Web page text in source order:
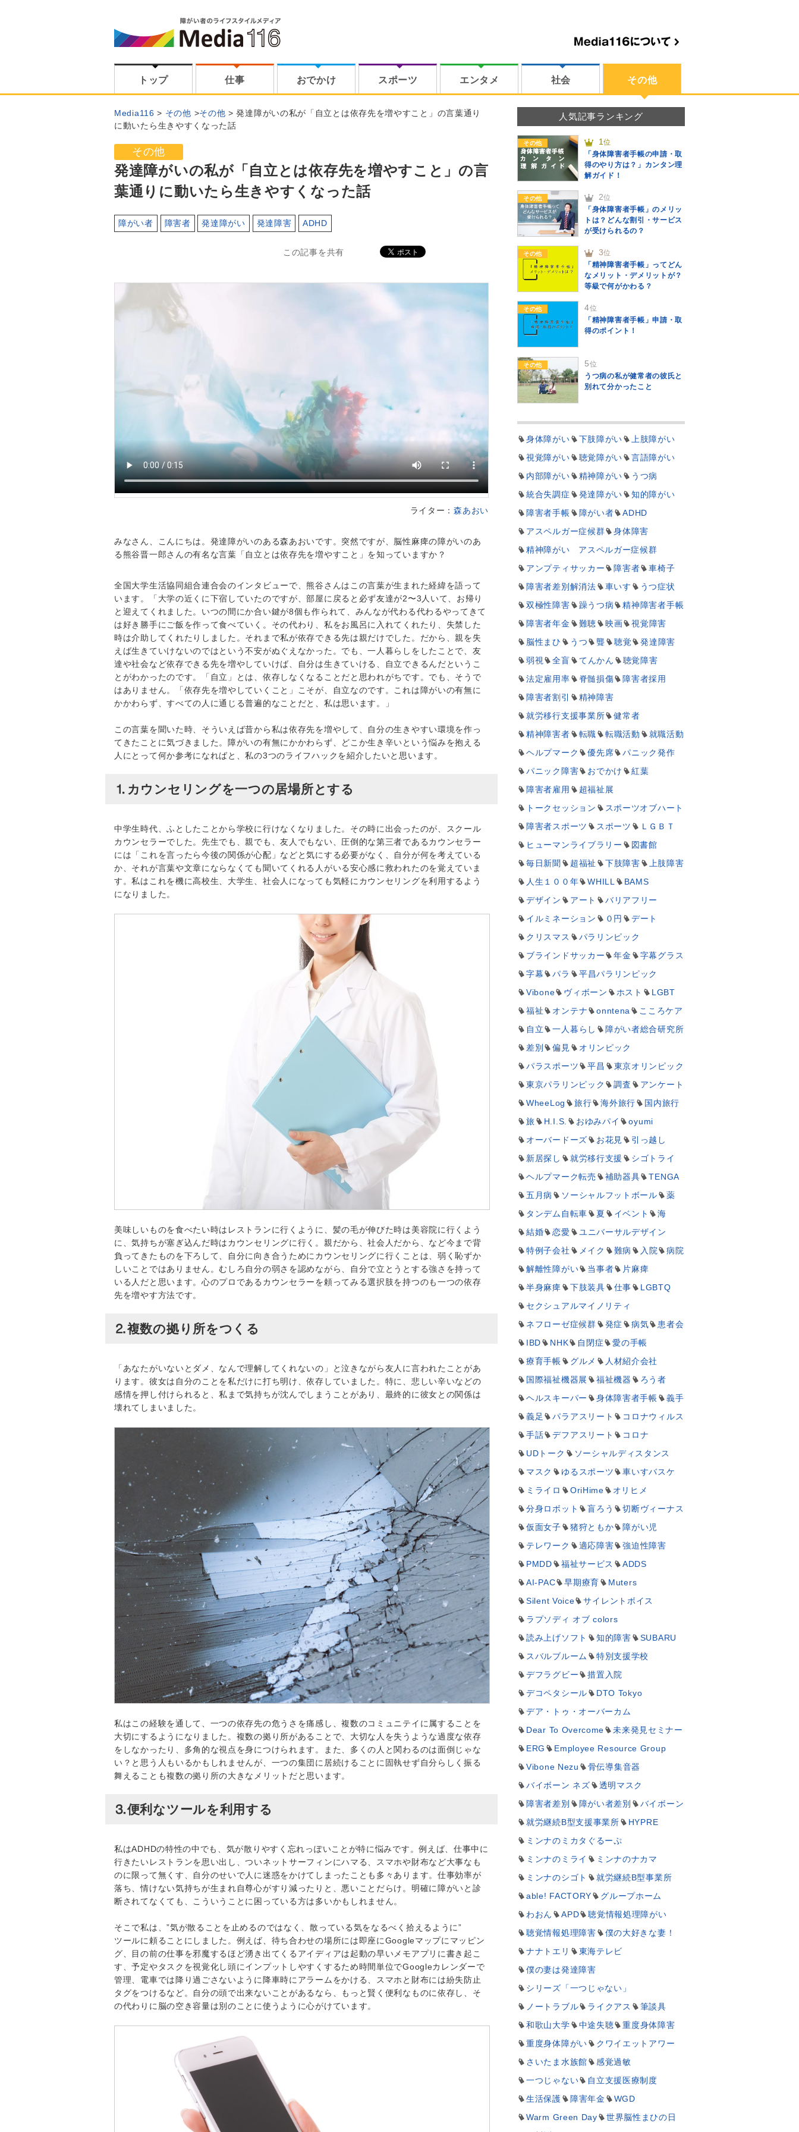
トップ 仕事 おでかけ スポーツ エンタメ 社会 その他
Media116 その他 その他
発達障がいの私が「自立とは依存先を増やすこと」の言葉通り
に動いたら生きやすくなった話
その他
発達障がいの私が「自立とは依存先を増やすこと」の言
葉通りに動いたら生きやすくなった話
障がい者 障害者 発達障がい 発達障害 ADHD
この記事を共有
ライター：森あおい
みなさん、こんにちは。発達障がいのある森あおいです。突然ですが、脳性麻痺の障がいのあ
る熊谷晋一郎さんの有名な言葉「自立とは依存先を増やすこと」を知っていますか？
全国大学生活協同組合連合会のインタビューで、熊谷さんはこの言葉が生まれた経緯を語って
います。「大学の近くに下宿していたのですが、部屋に戻ると必ず友達が2〜3人いて、お帰り
と迎えてくれました。いつの間にか合い鍵が8個も作られて、みんなが代わる代わるやってきて
は好き勝手にご飯を作って食べていく。その代わり、私をお風呂に入れてくれたり、失禁した
時は介助してくれたりしました。それまで私が依存できる先は親だけでした。だから、親を失
えば生きていけないのではという不安がぬぐえなかった。でも、一人暮らしをしたことで、友
達や社会など依存できる先を増やしていけば、自分は生きていける、自立できるんだというこ
とがわかったのです。「自立」とは、依存しなくなることだと思われがちです。でも、そうで
はありません。「依存先を増やしていくこと」こそが、自立なのです。これは障がいの有無に
かかわらず、すべての人に通じる普遍的なことだと、私は思います。」
この言葉を聞いた時、そういえば昔から私は依存先を増やして、自分の生きやすい環境を作っ
てきたことに気づきました。障がいの有無にかかわらず、どこか生き辛いという悩みを抱える
人にとって何か参考になればと、私の3つのライフハックを紹介したいと思います。
⒈カウンセリングを一つの居場所とする
中学生時代、ふとしたことから学校に行けなくなりました。その時に出会ったのが、スクール
カウンセラーでした。先生でも、親でも、友人でもない、圧倒的な第三者であるカウンセラー
には「これを言ったら今後の関係が心配」などと気にする必要がなく、自分が何を考えている
か、それが言葉や文章にならなくても聞いてくれる人がいる安心感に救われたのを覚えていま
す。私はこれを機に高校生、大学生、社会人になっても気軽にカウンセリングを利用するよう
になりました。
美味しいものを食べたい時はレストランに行くように、髪の毛が伸びた時は美容院に行くよう
に、気持ちが塞ぎ込んだ時はカウンセリングに行く。親だから、社会人だから、など今まで背
負ってきたものを下ろして、自分に向き合うためにカウンセリングに行くことは、弱く恥ずか
しいことではありません。むしろ自分の弱さを認めながら、自分で立とうとする強さを持って
いる人だと思います。心のプロであるカウンセラーを頼ってみる選択肢を持つのも一つの依存
先を増やす方法です。
⒉複数の拠り所をつくる
「あなたがいないとダメ、なんで理解してくれないの」と泣きながら友人に言われたことがあ
ります。彼女は自分のことを私だけに打ち明け、依存していました。特に、悲しい辛いなどの
感情を押し付けられると、私まで気持ちが沈んでしまうことがあり、最終的に彼女との関係は
壊れてしまいました。
私はこの経験を通して、一つの依存先の危うさを痛感し、複数のコミュニテイに属することを
大切にするようになりました。複数の拠り所があることで、大切な人を失うような過度な依存
をしなかったり、多角的な視点を身につけられます。また、多くの人と関わるのは面倒じゃな
い？と思う人もいるかもしれませんが、一つの集団に居続けることに固執せず自分らしく振る
舞えることも複数の拠り所の大きなメリットだと思います。
⒊便利なツールを利用する
私はADHDの特性の中でも、気が散りやすく忘れっぽいことが特に悩みです。例えば、仕事中に
行きたいレストランを思い出し、ついネットサーフィンにハマる、スマホや財布など大事なも
のに限って無くす、自分のせいで人に迷惑をかけてしまったことも多々あります。仕事効率が
落ち、情けない気持ちが生まれ自尊心がすり減ったりと、悪いことだらけ。明確に障がいと診
断されてなくても、こういうことに困っている方は多いかもしれません。
そこで私は、”気が散ることを止めるのではなく、散っている気をなるべく拾えるように”
ツールに頼ることにしました。例えば、待ち合わせの場所には即座にGoogleマップにマッピン
グ、目の前の仕事を邪魔するほど湧き出てくるアイディアは起動の早いメモアプリに書き起こ
す、予定やタスクを視覚化し頭にインプットしやすくするため時間単位でGoogleカレンダーで
管理、電車では降り過ごさないように降車時にアラームをかける、スマホと財布には紛失防止
タグをつけるなど。自分の頭で出来ないことがあるなら、もっと賢く便利なものに依存し、そ
の代わりに脳の空き容量は別のことに使うように心がけています。
人気記事ランキング
その他 1位
「身体障害者手帳の申請・取
得のやり方は？」カンタン理
解ガイド！
その他 2位
「身体障害者手帳」のメリッ
トは？どんな割引・サービス
が受けられるの？
その他 3位
「精神障害者手帳」ってどん
なメリット・デメリットが？
等級で何がかわる？
その他 4位
「精神障害者手帳」申請・取
得のポイント！
その他 5位
うつ病の私が健常者の彼氏と
別れて分かったこと
身体障がい 下肢障がい
上肢障がい
視覚障がい
聴覚障がい
言語障がい
内部障がい
精神障がい
うつ病
統合失調症
発達障がい
知的障がい
障害者手帳
障がい者
ADHD
アスペルガー症候群
身体障害
精神障がい アスペルガー症候群
アンプティサッカー
障害者
車椅子
障害者差別解消法
車いす
うつ症状
双極性障害
躁うつ病
精神障害者手帳
障害者年金
難聴 映画
視覚障害
脳性まひ
うつ 聾 聴覚
発達障害
弱視
全盲 てんかん
聴覚障害
法定雇用率
脊髄損傷
障害者採用
障害者割引
精神障害
就労移行支援事業所
健常者
精神障害者
転職 転職活動
就職活動
ヘルプマーク
優先席
パニック発作
パニック障害
おでかけ
紅葉
障害者雇用
超福祉展
トークセッション
スポーツオブハート
障害者スポーツ
スポーツ
ＬＧＢＴ
ヒューマンライブラリー
図書館
毎日新聞
超福祉 下肢障害
上肢障害
人生１００年
WHILL
BAMS
デザイン
アート
バリアフリー
イルミネーション
０円
デート
クリスマス
パラリンピック
ブラインドサッカー
年金
字幕グラス
字幕
パラ
平昌パラリンピック
Vibone
ヴィボーン ホスト
LGBT
福祉
オンテナ onntena
こころケア
自立
一人暮らし
障がい者総合研究所
差別
偏見
オリンピック
パラスポーツ
平昌
東京オリンピック
東京パラリンピック
調査
アンケート
WheeLog
旅行 海外旅行
国内旅行
旅
H.I.S. おゆみパイ
oyumi
オーバードーズ
お花見
引っ越し
新居探し
就労移行支援
シゴトライ
ヘルプマーク転売
補助器具
TENGA
五月病
ソーシャルフットボール
薬
タンデム自転車
夏 イベント
海
結婚
恋愛
ユニバーサルデザイン
特例子会社
メイク 難病 入院
病院
解離性障がい
当事者
片麻痺
半身麻痺
下肢装具 仕事
LGBTQ
セクシュアルマイノリティ
ネフローゼ症候群
発症 病気
患者会
IBD
NHK 自閉症
愛の手帳
療育手帳
グルメ
人材紹介会社
国際福祉機器展
福祉機器
ろう者
ヘルスキーパー
身体障害者手帳
義手
義足
パラアスリート
コロナウィルス
手話
デフアスリート
コロナ
UDトーク
ソーシャルディスタンス
マスク
ゆるスポーツ
車いすバスケ
ミライロ
OriHime
オリヒメ
分身ロボット
盲ろう
切断ヴィーナス
仮面女子
猪狩ともか
障がい児
テレワーク
適応障害
強迫性障害
PMDD
福祉サービス
ADDS
AI-PAC
早期療育
Muters
Silent Voice
サイレントボイス
ラプソディ オブ colors
読み上げソフト
知的障害
SUBARU
スバルブルーム
特別支援学校
デフラグビー
措置入院
デコペタシール
DTO Tokyo
デア・トゥ・オーバーカム
Dear To Overcome
未来発見セミナー
ERG
Employee Resource Group
Vibone Nezu
骨伝導集音器
バイボーン ネズ
透明マスク
障害者差別
障がい者差別
バイボーン
就労継続B型支援事業所
HYPRE
ミンナのミカタぐるーぷ
ミンナのミライ
ミンナのナカマ
ミンナのシゴト
就労継続B型事業所
able! FACTORY
グループホーム
わおん
APD
聴覚情報処理障がい
聴覚情報処理障害
僕の大好きな妻！
ナナトエリ
東海テレビ
僕の妻は発達障害
シリーズ「一つじゃない」
ノートラブル
ライクアス
筆談具
和歌山大学
中途失聴
重度身体障害
重度身体障がい
クワイエットアワー
さいたま水族館
感覚過敏
一つじゃない
自立支援医療制度
生活保護
障害年金
WGD
Warm Green Day
世界脳性まひの日